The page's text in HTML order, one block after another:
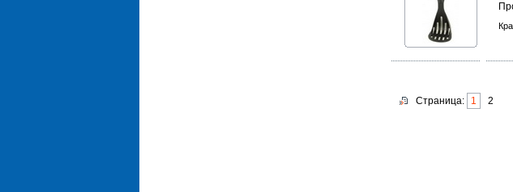
Страница: 1 2